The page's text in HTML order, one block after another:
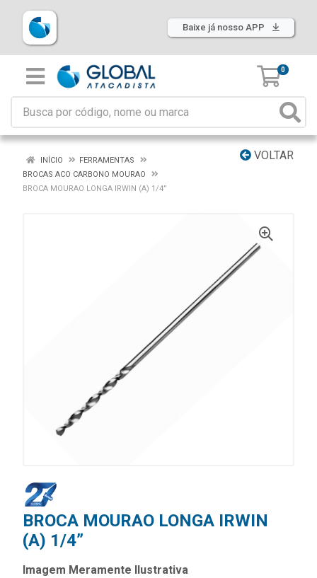
Baixe já nosso APP
0
VOLTAR
INÍCIO
FERRAMENTAS
BROCAS ACO CARBONO MOURAO
BROCA MOURAO LONGA IRWIN (A) 1/4”
BROCA MOURAO LONGA IRWIN
(A) 1/4”
Imagem Meramente Ilustrativa